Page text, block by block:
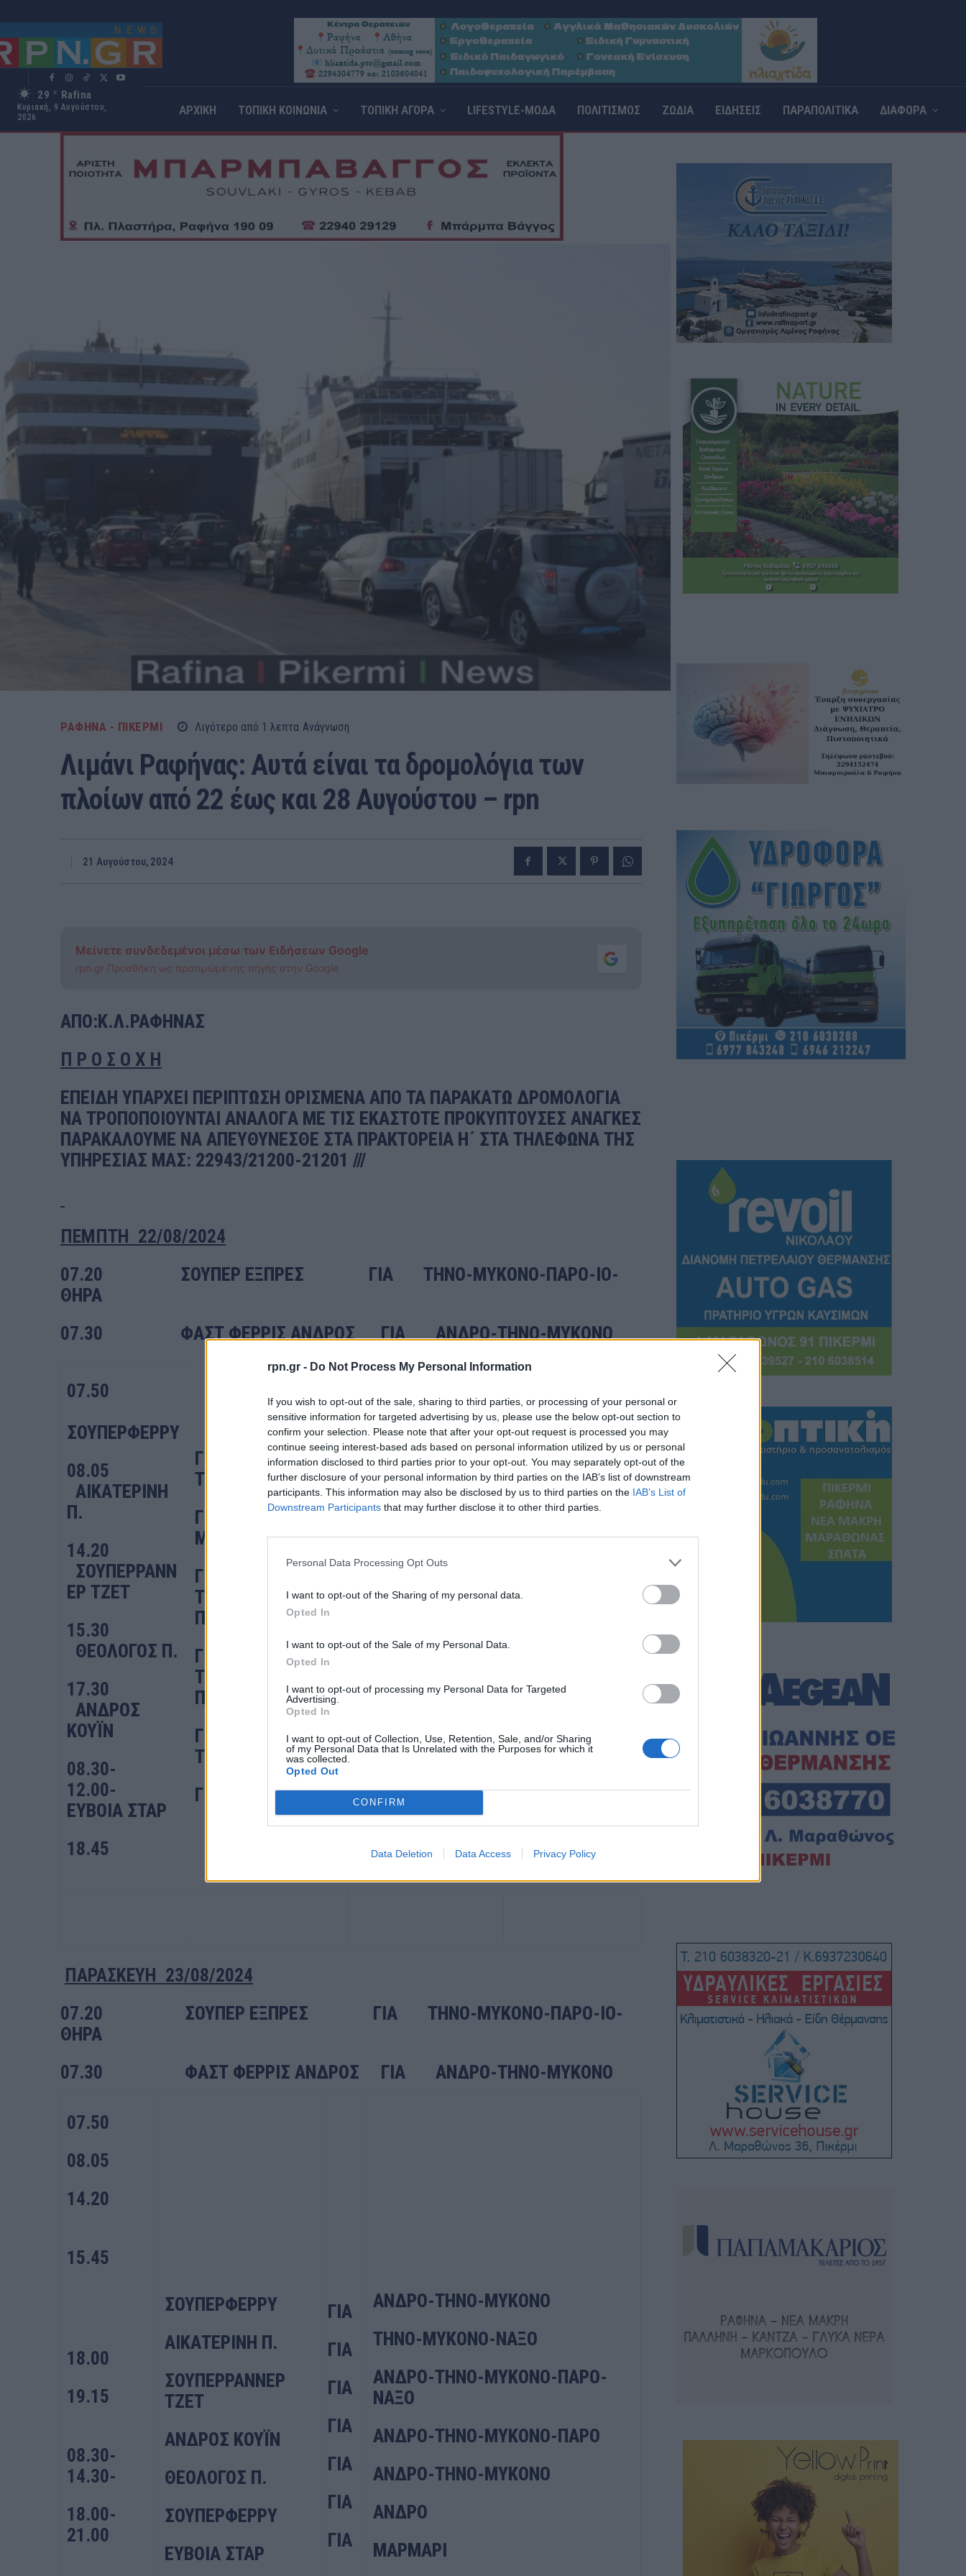
rpn.gr - Do Not Process My Personal Information
If you wish to opt-out of the sale, sharing to third parties, or processing of your personal or
sensitive information for targeted advertising by us, please use the below opt-out section to
confirm your selection. Please note that after your opt-out request is processed you may
continue seeing interest-based ads based on personal information utilized by us or personal
information disclosed to third parties prior to your opt-out. You may separately opt-out of the
further disclosure of your personal information by third parties on the IAB’s list of downstream
participants. This information may also be disclosed by us to third parties on the IAB’s List of
Downstream Participants that may further disclose it to other third parties.
Personal Data Processing Opt Outs
I want to opt-out of the Sharing of my personal data.
Opted In
I want to opt-out of the Sale of my Personal Data.
Opted In
I want to opt-out of processing my Personal Data for Targeted
Advertising.
Opted In
I want to opt-out of Collection, Use, Retention, Sale, and/or Sharing
of my Personal Data that Is Unrelated with the Purposes for which it
was collected.
Opted Out
CONFIRM
Data Deletion Data Access Privacy Policy
29 C Rafina
Κυριακή, 9 Αυγούστου,
2026
ΑΡΧΙΚΗ ΤΟΠΙΚΗ ΚΟΙΝΩΝΙΑ ΤΟΠΙΚΗ ΑΓΟΡΑ LIFESTYLE-ΜΟΔΑ ΠΟΛΙΤΙΣΜΟΣ ΖΩΔΙΑ ΕΙΔΗΣΕΙΣ ΠΑΡΑΠΟΛΙΤΙΚΑ ΔΙΑΦΟΡΑ
ΡΑΦΗΝΑ - ΠΙΚΕΡΜΙ Λιγότερο από 1 λεπτα Ανάγνωση
Λιμάνι Ραφήνας: Αυτά είναι τα δρομολόγια των
πλοίων από 22 έως και 28 Αυγούστου – rpn
21 Αυγούστου, 2024
Μείνετε συνδεδεμένοι μέσω των Ειδήσεων Google
rpn.gr Προσθήκη ως προτιμώμενης πηγής στην Google
ΑΠΟ:Κ.Λ.ΡΑΦΗΝΑΣ
Π Ρ Ο Σ Ο Χ Η
ΕΠΕΙΔΗ ΥΠΑΡΧΕΙ ΠΕΡΙΠΤΩΣΗ ΟΡΙΣΜΕΝΑ ΑΠΟ ΤΑ ΠΑΡΑΚΑΤΩ ΔΡΟΜΟΛΟΓΙΑ
ΝΑ ΤΡΟΠΟΠΟΙΟΥΝΤΑΙ ANAΛOΓA ΜΕ ΤΙΣ ΕΚΑΣΤΟΤΕ ΠΡΟΚΥΠΤΟΥΣΕΣ ΑΝΑΓΚΕΣ
ΠΑΡΑΚΑΛΟΥΜΕ ΝΑ ΑΠΕΥΘΥΝΕΣΘΕ ΣΤΑ ΠΡΑΚΤΟΡΕΙΑ Η΄ ΣΤΑ ΤΗΛΕΦΩΝΑ ΤΗΣ
ΥΠΗΡΕΣΙΑΣ ΜΑΣ: 22943/21200-21201 ///
ΠΕΜΠΤΗ 22/08/2024
07.20 ΣΟΥΠΕΡ ΕΞΠΡΕΣ ΓΙΑ ΤΗΝΟ-ΜΥΚΟΝΟ-ΠΑΡΟ-ΙΟ-
ΘΗΡΑ
07.30 ΦΑΣΤ ΦΕΡΡΙΣ ΑΝΔΡΟΣ ΓΙΑ ΑΝΔΡΟ-ΤΗΝΟ-ΜΥΚΟΝΟ
07.50
ΣΟΥΠΕΡΦΕΡΡΥ
08.05
ΑΙΚΑΤΕΡΙΝΗ
Π.
14.20
ΣΟΥΠΕΡΡΑΝΝ
ΕΡ ΤΖΕΤ
15.30
ΘΕΟΛΟΓΟΣ Π.
17.30
ΑΝΔΡΟΣ
ΚΟΥΪΝ
08.30-
12.00-
ΕΥΒΟΙΑ ΣΤΑΡ
18.45
ΓΙΑ ΑΝΔΡΟ-
ΤΗΝΟ-ΜΥΚΟΝΟ
ΓΙΑ ΤΗΝΟ-
ΜΥΚΟΝΟ-ΝΑΞΟ
ΓΙΑ ΑΝΔΡΟ-
ΤΗΝΟ-ΜΥΚΟΝΟ-
ΠΑΡΟ-ΝΑΞΟ
ΓΙΑ ΑΝΔΡΟ-
ΤΗΝΟ-ΜΥΚΟΝΟ-
ΠΑΡΟ
ΓΙΑ ΑΝΔΡΟ-
ΤΗΝΟ-ΜΥΚΟΝΟ
ΓΙΑ ΜΑΡΜΑΡΙ
ΠΑΡΑΣΚΕΥΗ 23/08/2024
07.20 ΣΟΥΠΕΡ ΕΞΠΡΕΣ ΓΙΑ ΤΗΝΟ-ΜΥΚΟΝΟ-ΠΑΡΟ-ΙΟ-
ΘΗΡΑ
07.30 ΦΑΣΤ ΦΕΡΡΙΣ ΑΝΔΡΟΣ ΓΙΑ ΑΝΔΡΟ-ΤΗΝΟ-ΜΥΚΟΝΟ
07.50
08.05
14.20
15.45
18.00
19.15
08.30-
14.30-
18.00-
21.00
ΣΟΥΠΕΡΦΕΡΡΥ
ΑΙΚΑΤΕΡΙΝΗ Π.
ΣΟΥΠΕΡΡΑΝΝΕΡ
ΤΖΕΤ
ΑΝΔΡΟΣ ΚΟΥΪΝ
ΘΕΟΛΟΓΟΣ Π.
ΣΟΥΠΕΡΦΕΡΡΥ
ΕΥΒΟΙΑ ΣΤΑΡ
ΓΙΑ
ΓΙΑ
ΓΙΑ
ΓΙΑ
ΓΙΑ
ΓΙΑ
ΓΙΑ
ΑΝΔΡΟ-ΤΗΝΟ-ΜΥΚΟΝΟ
ΤΗΝΟ-ΜΥΚΟΝΟ-ΝΑΞΟ
ΑΝΔΡΟ-ΤΗΝΟ-ΜΥΚΟΝΟ-ΠΑΡΟ-
ΝΑΞΟ
ΑΝΔΡΟ-ΤΗΝΟ-ΜΥΚΟΝΟ-ΠΑΡΟ
ΑΝΔΡΟ-ΤΗΝΟ-ΜΥΚΟΝΟ
ΑΝΔΡΟ
ΜΑΡΜΑΡΙ